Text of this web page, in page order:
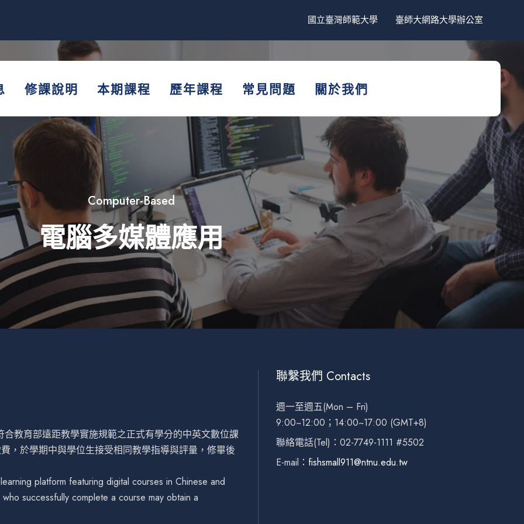
國立臺灣師範大學 臺師大網路大學辦公室
修課說明 本期課程 歷年課程 常見問題 關於我們
Computer-Based
電腦多媒體應用
教育部遠距教學實施規範之正式有學分的中英文數位課
，於學期中與學位生接受相同教學指導與評量，修畢後
platform featuring digital courses in Chinese and
successfully complete a course may obtain a
聯繫我們 Contacts
週一至週五(Mon – Fri)
9:00~12:00；14:00~17:00 (GMT+8)
聯絡電話(Tel)：02-7749-1111 #5502
E-mail： fishsmall911@ntnu.edu.tw